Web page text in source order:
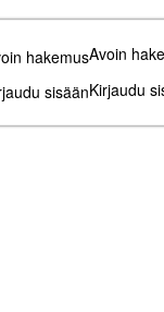
Avoin
Kirjaudu